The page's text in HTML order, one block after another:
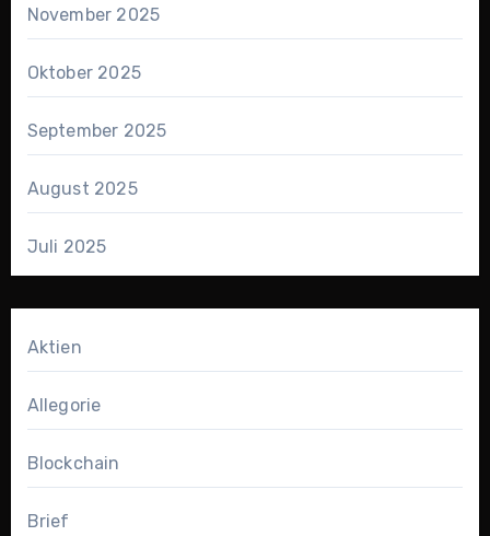
November 2025
Oktober 2025
September 2025
August 2025
Juli 2025
Aktien
Allegorie
Blockchain
Brief